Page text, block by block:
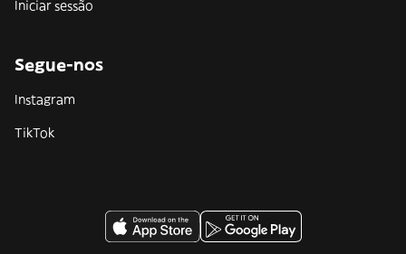
Iniciar sessão
Segue-nos
Instagram
TikTok